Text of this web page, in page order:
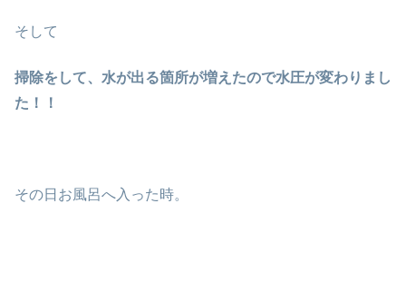
そして
掃除をして、水が出る箇所が増えたので水圧が変わりまし
た！！
その日お風呂へ入った時。